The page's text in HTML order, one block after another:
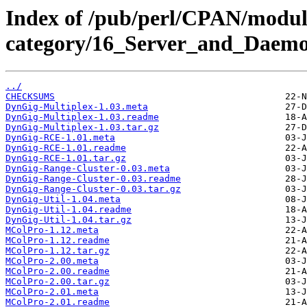
Index of /pub/perl/CPAN/
category/
../
CHECKSUMS
DynGig-Multiplex-1.03.meta
DynGig-Multiplex-1.03.readme
DynGig-Multiplex-1.03.tar.gz
DynGig-RCE-1.01.meta
DynGig-RCE-1.01.readme
DynGig-RCE-1.01.tar.gz
DynGig-Range-Cluster-0.03.meta
DynGig-Range-Cluster-0.03.readme
DynGig-Range-Cluster-0.03.tar.gz
DynGig-Util-1.04.meta
DynGig-Util-1.04.readme
DynGig-Util-1.04.tar.gz
MColPro-1.12.meta
MColPro-1.12.readme
MColPro-1.12.tar.gz
MColPro-2.00.meta
MColPro-2.00.readme
MColPro-2.00.tar.gz
MColPro-2.01.meta
MColPro-2.01.readme